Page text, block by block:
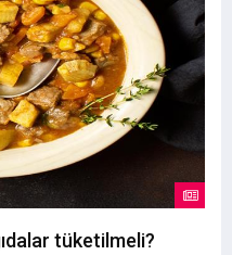
tüketilmeli?